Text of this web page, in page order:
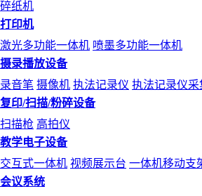
碎纸机
打印机
激光多功能一体机 喷墨多功能一体机
摄录播放设备
录音笔 摄像机 执法记录仪 执法记录仪采
复印/扫描/粉碎设备
扫描枪 高拍仪
教学电子设备
交互式一体机 视频展示台 一体机移动支
会议系统